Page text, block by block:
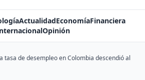
ActualidadEconomíaFinanciera
Opinión
tasa de desempleo en Colombia descendió al